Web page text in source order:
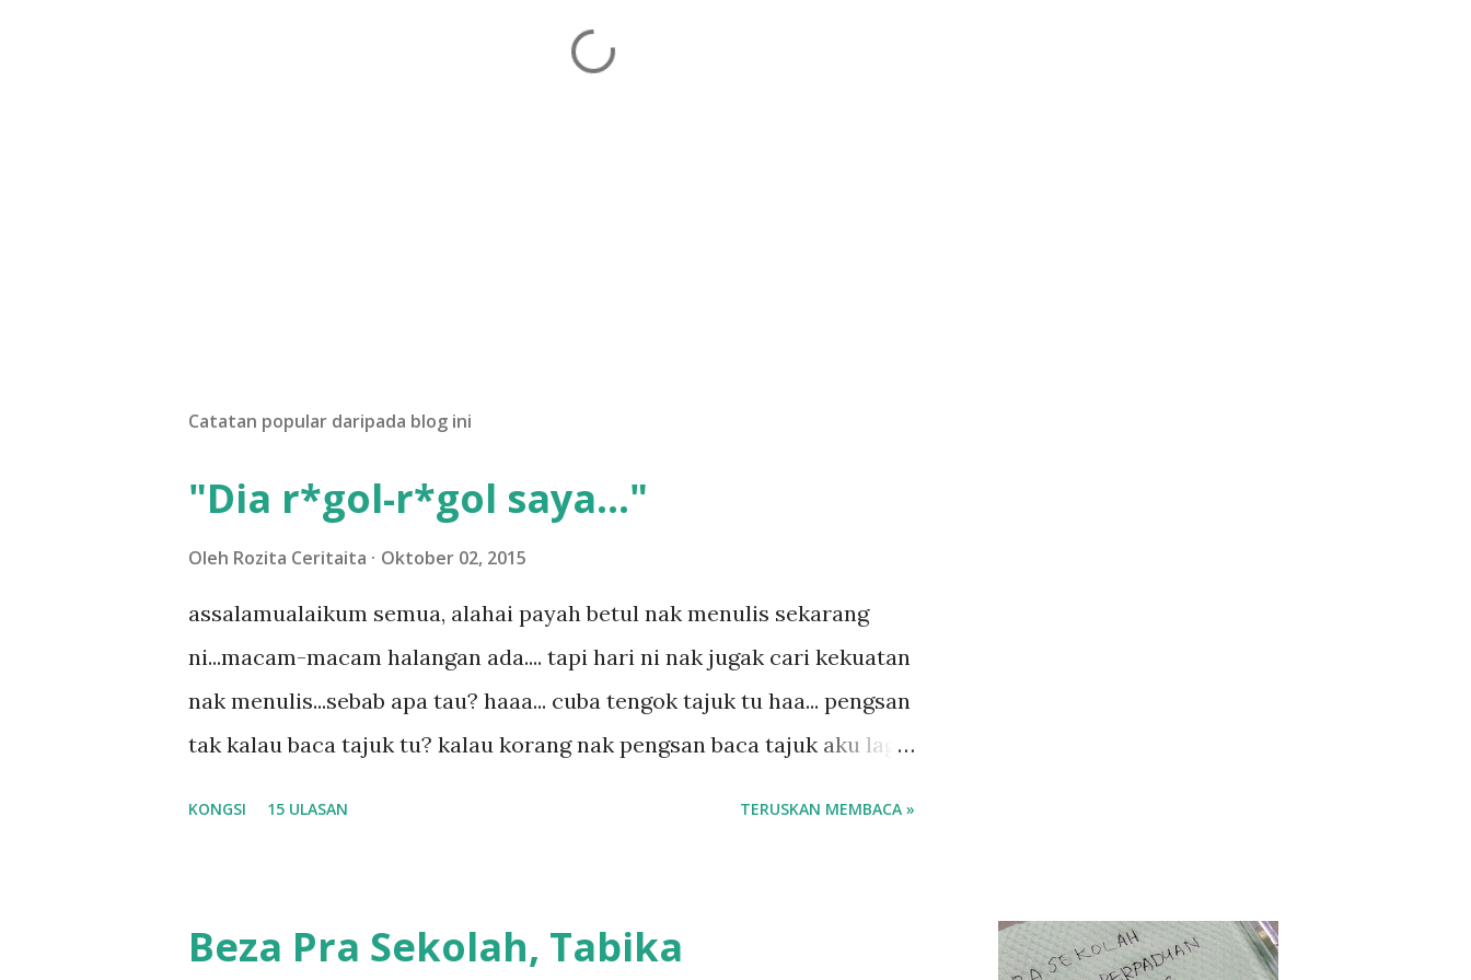
Catatan popular daripada blog ini
"Dia r*gol-r*gol saya..."
Oleh Rozita Ceritaita Oktober 02, 2015
assalamualaikum semua, alahai payah betul nak menulis sekarang
ni...macam-macam halangan ada.... tapi hari ni nak jugak cari kekuatan
nak menulis...sebab apa tau? haaa... cuba tengok tajuk tu haa... pengsan
tak kalau baca tajuk tu? kalau korang nak pengsan baca tajuk aku lagi
shah singgah Giant beli barang sikit...dalam perjalanan dari dalam
KONGSI 15 ULASAN TERUSKAN MEMBACA »
Beza Pra Sekolah, Tabika